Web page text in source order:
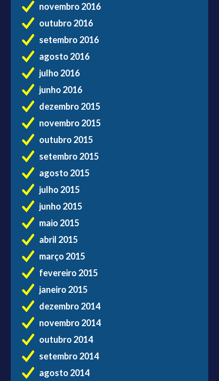
novembro 2016
outubro 2016
setembro 2016
agosto 2016
julho 2016
junho 2016
dezembro 2015
novembro 2015
outubro 2015
setembro 2015
agosto 2015
julho 2015
junho 2015
maio 2015
abril 2015
março 2015
fevereiro 2015
janeiro 2015
dezembro 2014
novembro 2014
outubro 2014
setembro 2014
agosto 2014